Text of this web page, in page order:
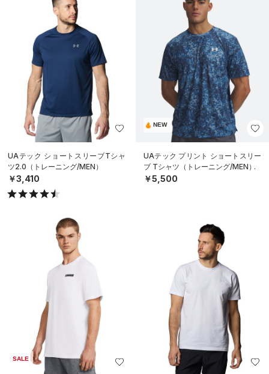
UAテック ショートスリーブTシャ
ツ2.0（トレーニング/MEN）
￥3,410
NEW
UAテック プリント ショートスリー
ブ Tシャツ（トレーニング/MEN）
￥5,500
SALE